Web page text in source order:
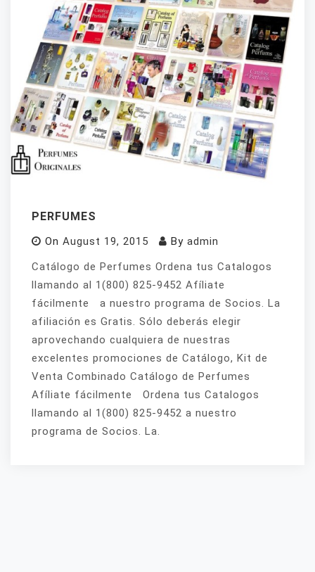
PERFUMES
On August 19, 2015 By admin
Catálogo de Perfumes Ordena tus Catalogos
llamando al 1(800) 825-9452 Afíliate
fácilmente a nuestro programa de Socios. La
afiliación es Gratis. Sólo deberás elegir
aprovechando cualquiera de nuestras
excelentes promociones de Catálogo, Kit de
Venta Combinado Catálogo de Perfumes
Afíliate fácilmente Ordena tus Catalogos
llamando al 1(800) 825-9452 a nuestro
programa de Socios. La.